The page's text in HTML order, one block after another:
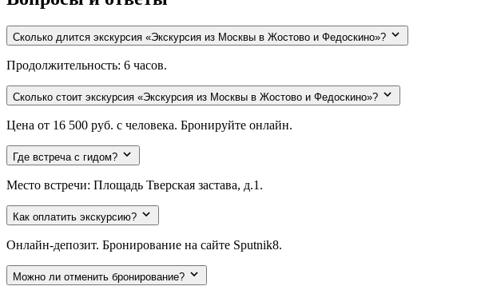
Сколько длится экскурсия «Экскурсия из Москвы в Жостово и Федоскино»?
Продолжительность: 6 часов.
Сколько стоит экскурсия «Экскурсия из Москвы в Жостово и Федоскино»?
Цена от 16 500 руб. с человека. Бронируйте онлайн.
Где встреча с гидом?
Место встречи: Площадь Тверская застава, д.1.
Как оплатить экскурсию?
Онлайн-депозит. Бронирование на сайте Sputnik8.
Можно ли отменить бронирование?